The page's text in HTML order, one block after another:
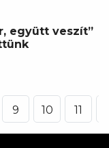
együtt veszít”
9 10 11